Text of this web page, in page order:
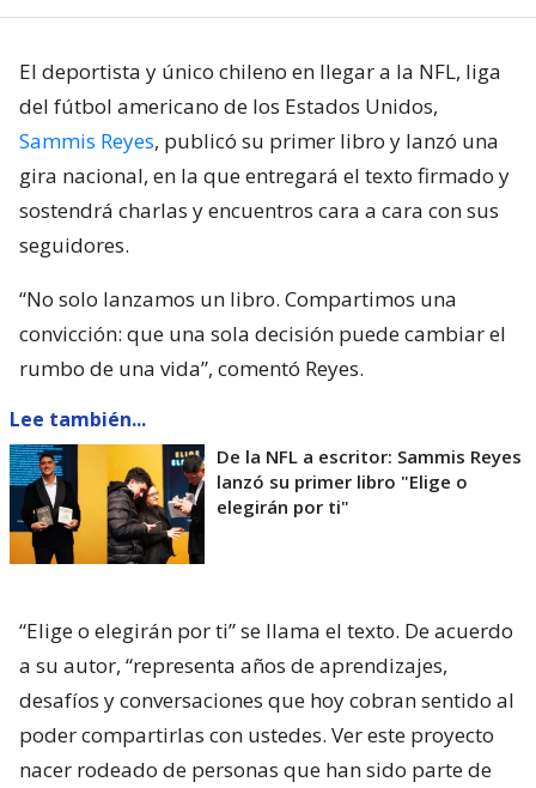
El deportista y único chileno en llegar a la NFL, liga
del fútbol americano de los Estados Unidos,
Sammis Reyes, publicó su primer libro y lanzó una
gira nacional, en la que entregará el texto firmado y
sostendrá charlas y encuentros cara a cara con sus
seguidores.
“No solo lanzamos un libro. Compartimos una
convicción: que una sola decisión puede cambiar el
rumbo de una vida”, comentó Reyes.
Lee también...
De la NFL a escritor: Sammis Reyes
lanzó su primer libro "Elige o
elegirán por ti"
“Elige o elegirán por ti” se llama el texto. De acuerdo
a su autor, “representa años de aprendizajes,
desafíos y conversaciones que hoy cobran sentido al
poder compartirlas con ustedes. Ver este proyecto
nacer rodeado de personas que han sido parte de